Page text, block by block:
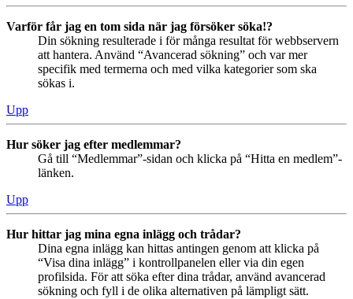
Varför får jag en tom sida när jag försöker söka!?
Din sökning resulterade i för många resultat för webbservern
att hantera. Använd “Avancerad sökning” och var mer
specifik med termerna och med vilka kategorier som ska
sökas i.
Upp
Hur söker jag efter medlemmar?
Gå till “Medlemmar”-sidan och klicka på “Hitta en medlem”-
länken.
Upp
Hur hittar jag mina egna inlägg och trådar?
Dina egna inlägg kan hittas antingen genom att klicka på
“Visa dina inlägg” i kontrollpanelen eller via din egen
profilsida. För att söka efter dina trådar, använd avancerad
sökning och fyll i de olika alternativen på lämpligt sätt.